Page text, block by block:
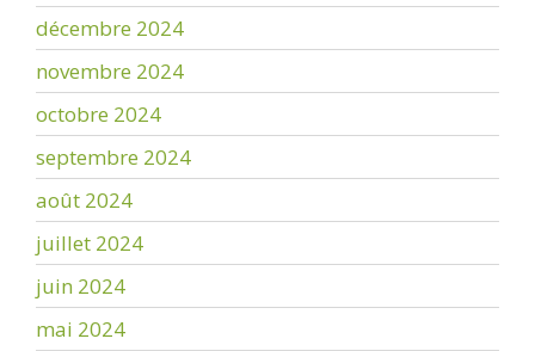
décembre 2024
novembre 2024
octobre 2024
septembre 2024
août 2024
juillet 2024
juin 2024
mai 2024